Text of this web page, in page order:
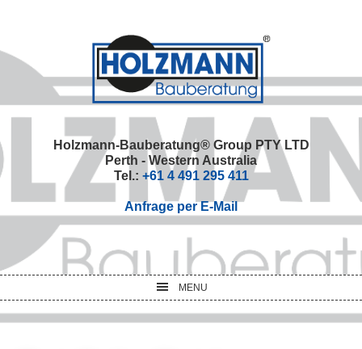
primary
navigation
main
content
primary
sidebar
footer
Holzmann-Bauberatung® Group PTY LTD
Perth - Western Australia
Tel.: +61 4 491 295 411
Anfrage per E-Mail
MENU